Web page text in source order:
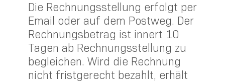
Die Rechnungsstellung erfolgt per
Email oder auf dem Postweg. Der
Rechnungsbetrag ist innert 10
Tagen ab Rechnungsstellung zu
begleichen. Wird die Rechnung
nicht fristgerecht bezahlt, erhält